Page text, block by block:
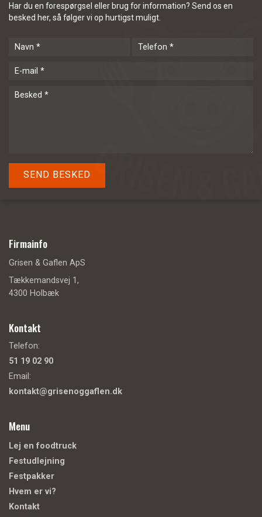
Har du en forespørgsel eller brug for information? Send os en
besked her, så følger vi op hurtigst muligt.
Firmainfo
Grisen & Gaflen ApS
Tækkemandsvej 1,
4300 Holbæk
Kontakt
Telefon:
51 19 02 90
Email:
kontakt@grisenoggaflen.dk
Menu
Lej en foodtruck
Festudlejning
Festpakker
Hvem er vi?
Kontakt